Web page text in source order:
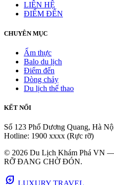
LIÊN HỆ
ĐIỂM ĐẾN
CHUYÊN MỤC
Ẩm thực
Balo du lịch
Điểm đến
Dòng chảy
Du lịch thể thao
KẾT NỐI
Số 123 Phố Dương Quang, Hà
Hotline: 1900 xxxx (Rực rỡ)
© 2026 Du Lịch Khám Phá VN
RỠ ĐANG CHỜ ĐÓN.
energy_savings_leaf LUXURY TRAVEL